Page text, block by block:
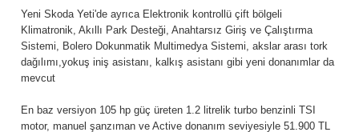
Yeni Skoda Yeti'de ayrıca Elektronik kontrollü çift bölgeli
Klimatronik, Akıllı Park Desteği, Anahtarsız Giriş ve Çalıştırma
Sistemi, Bolero Dokunmatik Multimedya Sistemi, akslar arası tork
dağılımı,yokuş iniş asistanı, kalkış asistanı gibi yeni donanımlar da
mevcut
En baz versiyon 105 hp güç üreten 1.2 litrelik turbo benzinli TSI
motor, manuel şanzıman ve Active donanım seviyesiyle 51.900 TL